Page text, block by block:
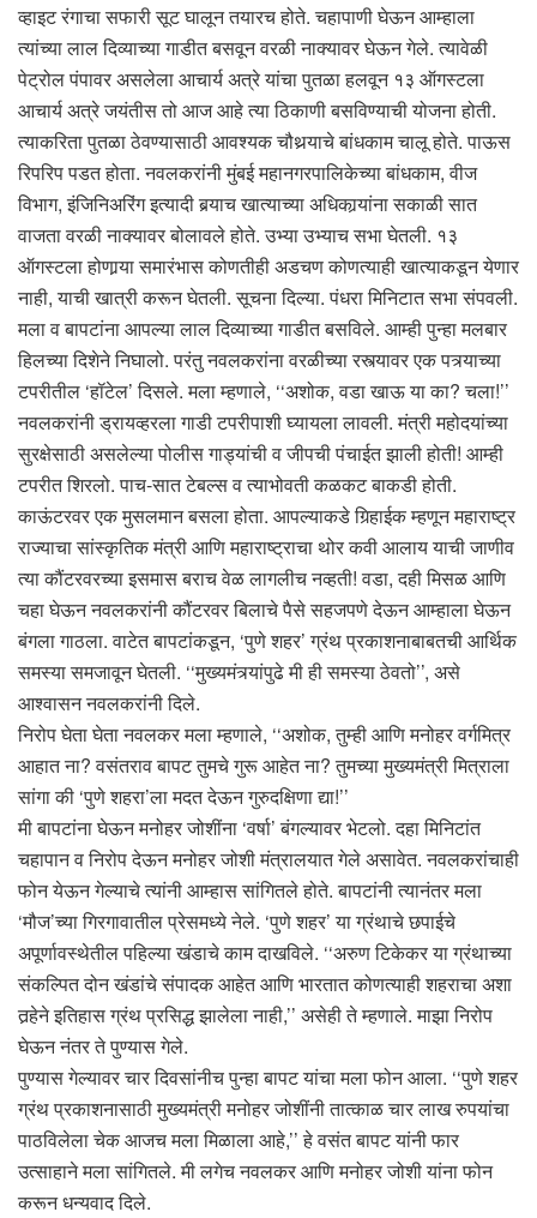
व्हाइट रंगाचा सफारी सूट घालून तयारच होते. चहापाणी घेऊन आम्हाला
त्यांच्या लाल दिव्याच्या गाडीत बसवून वरळी नाक्यावर घेऊन गेले. त्यावेळी
पेट्रोल पंपावर असलेला आचार्य अत्रे यांचा पुतळा हलवून १३ ऑगस्टला
आचार्य अत्रे जयंतीस तो आज आहे त्या ठिकाणी बसविण्याची योजना होती.
त्याकरिता पुतळा ठेवण्यासाठी आवश्यक चौथर्‍याचे बांधकाम चालू होते. पाऊस
रिपरिप पडत होता. नवलकरांनी मुंबई महानगरपालिकेच्या बांधकाम, वीज
विभाग, इंजिनिअरिंग इत्यादी बर्‍याच खात्याच्या अधिकार्‍यांना सकाळी सात
वाजता वरळी नाक्यावर बोलावले होते. उभ्या उभ्याच सभा घेतली. १३
ऑगस्टला होणार्‍या समारंभास कोणतीही अडचण कोणत्याही खात्याकडून येणार
नाही, याची खात्री करून घेतली. सूचना दिल्या. पंधरा मिनिटात सभा संपवली.
मला व बापटांना आपल्या लाल दिव्याच्या गाडीत बसविले. आम्ही पुन्हा मलबार
हिलच्या दिशेने निघालो. परंतु नवलकरांना वरळीच्या रस्त्यावर एक पत्र्याच्या
टपरीतील ‘हॉटेल’ दिसले. मला म्हणाले, ‘‘अशोक, वडा खाऊ या का? चला!’’
नवलकरांनी ड्रायव्हरला गाडी टपरीपाशी घ्यायला लावली. मंत्री महोदयांच्या
सुरक्षेसाठी असलेल्या पोलीस गाड्यांची व जीपची पंचाईत झाली होती! आम्ही
टपरीत शिरलो. पाच-सात टेबल्स व त्याभोवती कळकट बाकडी होती.
काऊंटरवर एक मुसलमान बसला होता. आपल्याकडे गिर्‍हाईक म्हणून महाराष्ट्र
राज्याचा सांस्कृतिक मंत्री आणि महाराष्ट्राचा थोर कवी आलाय याची जाणीव
त्या कौंटरवरच्या इसमास बराच वेळ लागलीच नव्हती! वडा, दही मिसळ आणि
चहा घेऊन नवलकरांनी कौंटरवर बिलाचे पैसे सहजपणे देऊन आम्हाला घेऊन
बंगला गाठला. वाटेत बापटांकडून, ‘पुणे शहर’ ग्रंथ प्रकाशनाबाबतची आर्थिक
समस्या समजावून घेतली. ‘‘मुख्यमंत्र्यांपुढे मी ही समस्या ठेवतो’’, असे
आश्वासन नवलकरांनी दिले.
निरोप घेता घेता नवलकर मला म्हणाले, ‘‘अशोक, तुम्ही आणि मनोहर वर्गमित्र
आहात ना? वसंतराव बापट तुमचे गुरू आहेत ना? तुमच्या मुख्यमंत्री मित्राला
सांगा की ‘पुणे शहरा’ला मदत देऊन गुरुदक्षिणा द्या!’’
मी बापटांना घेऊन मनोहर जोशींना ‘वर्षा’ बंगल्यावर भेटलो. दहा मिनिटांत
चहापान व निरोप देऊन मनोहर जोशी मंत्रालयात गेले असावेत. नवलकरांचाही
फोन येऊन गेल्याचे त्यांनी आम्हास सांगितले होते. बापटांनी त्यानंतर मला
‘मौज’च्या गिरगावातील प्रेसमध्ये नेले. ‘पुणे शहर’ या ग्रंथाचे छपाईचे
अपूर्णावस्थेतील पहिल्या खंडाचे काम दाखविले. ‘‘अरुण टिकेकर या ग्रंथाच्या
संकल्पित दोन खंडांचे संपादक आहेत आणि भारतात कोणत्याही शहराचा अशा
तर्‍हेने इतिहास ग्रंथ प्रसिद्ध झालेला नाही,’’ असेही ते म्हणाले. माझा निरोप
घेऊन नंतर ते पुण्यास गेले.
पुण्यास गेल्यावर चार दिवसांनीच पुन्हा बापट यांचा मला फोन आला. ‘‘पुणे शहर
ग्रंथ प्रकाशनासाठी मुख्यमंत्री मनोहर जोशींनी तात्काळ चार लाख रुपयांचा
पाठविलेला चेक आजच मला मिळाला आहे,’’ हे वसंत बापट यांनी फार
उत्साहाने मला सांगितले. मी लगेच नवलकर आणि मनोहर जोशी यांना फोन
करून धन्यवाद दिले.